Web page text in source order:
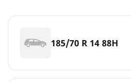
185/70 R 14 88H